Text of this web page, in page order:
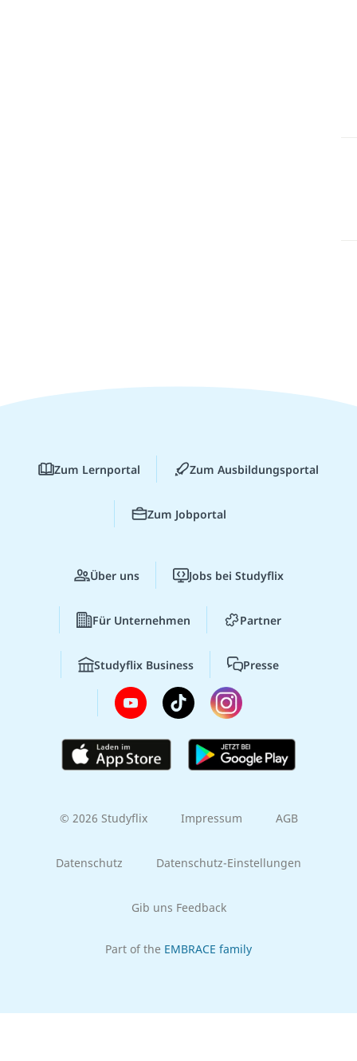
Zum Lernportal Zum Ausbildungsportal
Zum Jobportal
Über uns Jobs bei Studyflix
Für Unternehmen Partner
Studyflix Business Presse
© 2026 Studyflix Impressum AGB
Datenschutz Datenschutz-Einstellungen
Gib uns Feedback
Part of the EMBRACE family